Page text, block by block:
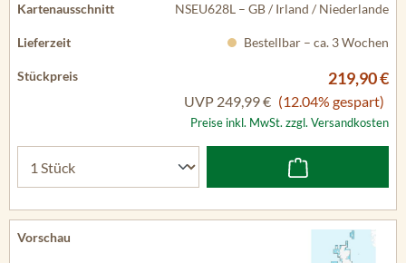
NSEU628L – GB / Irland / Niederlande
Bestellbar – ca. 3 Wochen
219,90 €
UVP 249,99 € (12.04% gespart)
Preise inkl. MwSt. zzgl. Versandkosten